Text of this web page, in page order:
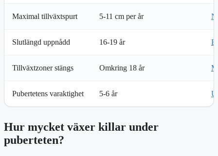
Maximal tillväxtspurt 5-11 cm per år
Slutlängd uppnådd 16-19 år
Tillväxtzoner stängs Omkring 18 år
Pubertetens varaktighet 5-6 år
Hur mycket växer killar under
puberteten?